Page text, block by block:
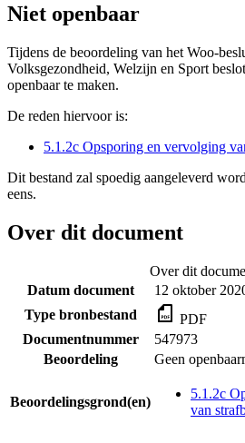
Niet openbaar
Tijdens de beoordeling van het Woo-
Volksgezondheid, Welzijn en Sport
openbaar te maken.
De reden hiervoor is:
5.1.2c Opsporing en vervolging
Dit bestand zal spoedig aangeleverd
eens.
Over dit document
Over dit
Datum document
12 oktober
Type bronbestand
PDF
Documentnummer
547973
Beoordeling
Geen
Beoordelingsgrond(en)
5.1.2c
van